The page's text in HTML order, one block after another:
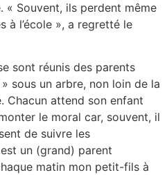
« Souvent, ils perdent même
à l’école », a regretté le
sont réunis des parents
sous un arbre, non loin de la
Chacun attend son enfant
le moral car, souvent, il
de suivre les
un (grand) parent
matin mon petit-fils à